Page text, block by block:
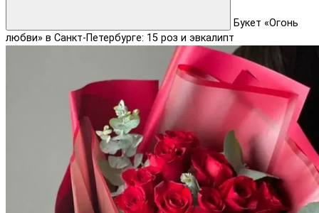
Букет «Огонь
любви» в Санкт-Петербурге: 15 роз и эвкалипт